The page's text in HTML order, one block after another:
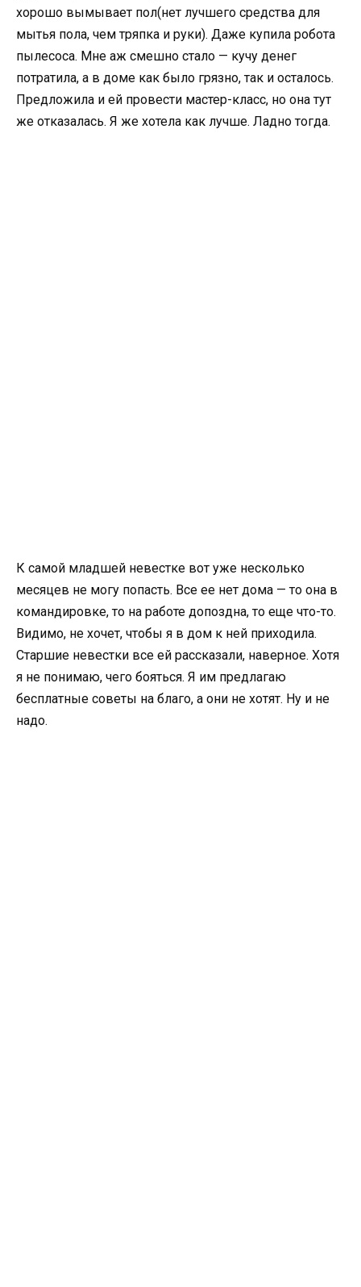
хорошо вымывает пол(нет лучшего средства для
мытья пола, чем тряпка и руки). Даже купила робота
пылесоса. Мне аж смешно стало — кучу денег
потратила, а в доме как было грязно, так и осталось.
Предложила и ей провести мастер-класс, но она тут
же отказалась. Я же хотела как лучше. Ладно тогда.
К самой младшей невестке вот уже несколько
месяцев не могу попасть. Все ее нет дома — то она в
командировке, то на работе допоздна, то еще что-то.
Видимо, не хочет, чтобы я в дом к ней приходила.
Старшие невестки все ей рассказали, наверное. Хотя
я не понимаю, чего бояться. Я им предлагаю
бесплатные советы на благо, а они не хотят. Ну и не
надо.